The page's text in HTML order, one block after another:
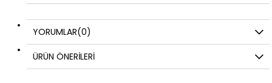
YORUMLAR(0)
ÜRÜN ÖNERILERI